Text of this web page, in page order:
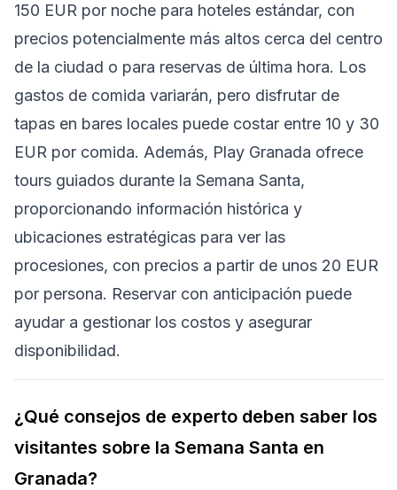
150 EUR por noche para hoteles estándar, con
precios potencialmente más altos cerca del centro
de la ciudad o para reservas de última hora. Los
gastos de comida variarán, pero disfrutar de
tapas en bares locales puede costar entre 10 y 30
EUR por comida. Además, Play Granada ofrece
tours guiados durante la Semana Santa,
proporcionando información histórica y
ubicaciones estratégicas para ver las
procesiones, con precios a partir de unos 20 EUR
por persona. Reservar con anticipación puede
ayudar a gestionar los costos y asegurar
disponibilidad.
¿Qué consejos de experto deben saber los
visitantes sobre la Semana Santa en
Granada?